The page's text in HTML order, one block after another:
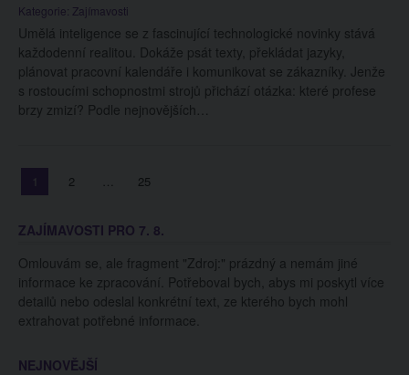
Kategorie: Zajímavosti
Umělá inteligence se z fascinující technologické novinky stává
každodenní realitou. Dokáže psát texty, překládat jazyky,
plánovat pracovní kalendáře i komunikovat se zákazníky. Jenže
s rostoucími schopnostmi strojů přichází otázka: které profese
brzy zmizí? Podle nejnovějších…
Stránkování
příspěvků
Page
1 Page
2 … Page
25
ZAJÍMAVOSTI PRO 7. 8.
Omlouvám se, ale fragment "Zdroj:" prázdný a nemám jiné
informace ke zpracování. Potřeboval bych, abys mi poskytl více
detailů nebo odeslal konkrétní text, ze kterého bych mohl
extrahovat potřebné informace.
NEJNOVĚJŠÍ